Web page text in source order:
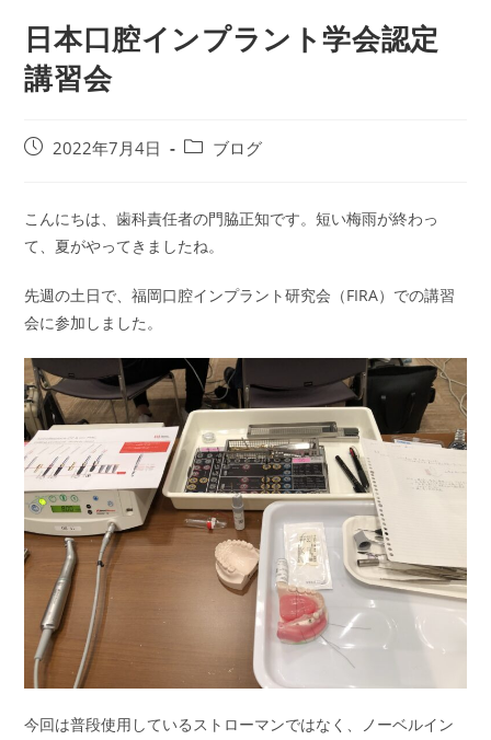
日本口腔インプラント学会認定
講習会
2022年7月4日 ブログ
こんにちは、歯科責任者の門脇正知です。短い梅雨が終わっ
て、夏がやってきましたね。
先週の土日で、福岡口腔インプラント研究会（FIRA）での講習
会に参加しました。
今回は普段使用しているストローマンではなく、ノーベルイン